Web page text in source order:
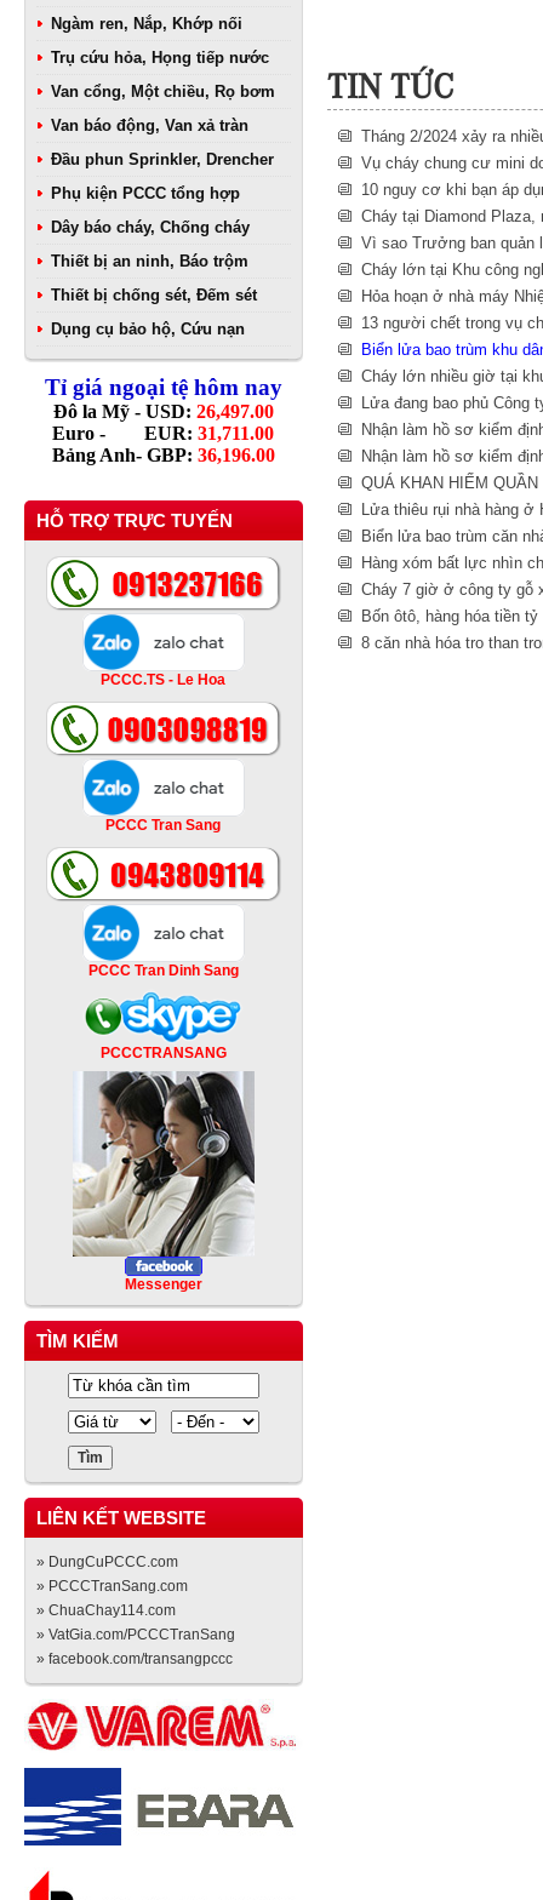
Ngàm ren, Nắp, Khớp nối
Trụ cứu hỏa, Họng tiếp nước
Van cổng, Một chiều, Rọ bơm
Van báo động, Van xả tràn
Đầu phun Sprinkler, Drencher
Phụ kiện PCCC tổng hợp
Dây báo cháy, Chống cháy
Thiết bị an ninh, Báo trộm
Thiết bị chống sét, Đếm sét
Dụng cụ bảo hộ, Cứu nạn
Tỉ giá ngoại tệ hôm nay
Đô la Mỹ - USD: 26,497.00
Euro - EUR: 31,711.00
Bảng Anh- GBP: 36,196.00
HỖ TRỢ TRỰC TUYẾN
PCCC.TS - Le Hoa
PCCC Tran Sang
PCCC Tran Dinh Sang
PCCCTRANSANG
Messenger
TÌM KIẾM
LIÊN KẾT WEBSITE
» DungCuPCCC.com
» PCCCTranSang.com
» ChuaChay114.com
» VatGia.com/PCCCTranSang
» facebook.com/transangpccc
TIN TỨC
Tháng 2/2024 xảy ra
Vụ cháy chung cư mini
10 nguy cơ khi bạn áp
Cháy tại Diamond
Vì sao Trưởng ban quản
Cháy lớn tại Khu công
Hỏa hoạn ở nhà máy
13 người chết trong vụ
Biển lửa bao trùm khu
Cháy lớn nhiều giờ tại
Lửa đang bao phủ Công
Nhận làm hồ sơ kiểm
Nhận làm hồ sơ kiểm
QUÁ KHAN HIẾM
Lửa thiêu rụi nhà hàng ở
Biển lửa bao trùm căn
Hàng xóm bất lực nhìn
Cháy 7 giờ ở công ty gỗ
Bốn ôtô, hàng hóa tiền
8 căn nhà hóa tro than